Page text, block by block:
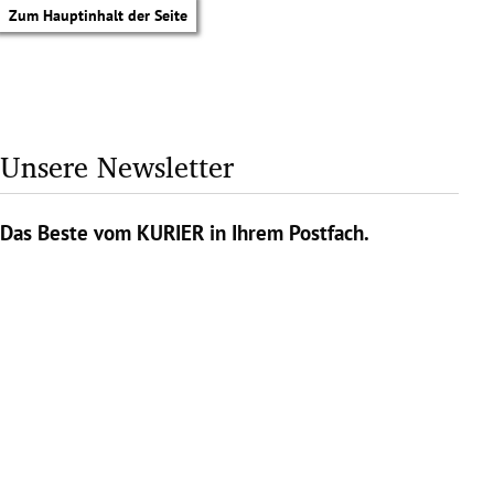
Zum Hauptinhalt der Seite
Unsere Newsletter
Das Beste vom KURIER in Ihrem Postfach.